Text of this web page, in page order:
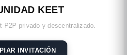
KEET
P2P privado y descentralizado.
INVITACIÓN